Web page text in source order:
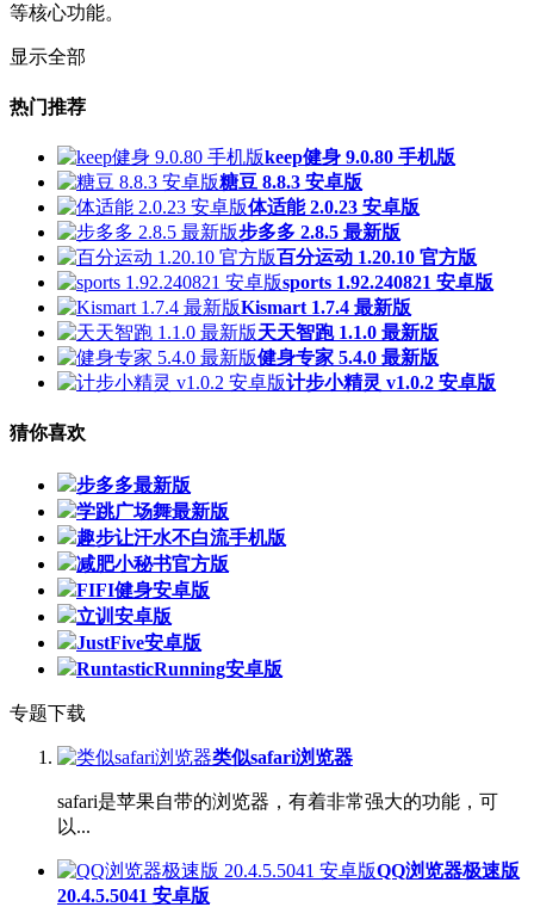
等核心功能。
显示全部
热门推荐
keep健身 9.0.80 手机版
糖豆 8.8.3 安卓版
体适能 2.0.23 安卓版
步多多 2.8.5 最新版
百分运动 1.20.10 官方版
sports 1.92.240821 安卓版
Kismart 1.7.4 最新版
天天智跑 1.1.0 最新版
健身专家 5.4.0 最新版
计步小精灵 v1.0.2 安卓版
猜你喜欢
步多多最新版
学跳广场舞最新版
趣步让汗水不白流手机版
减肥小秘书官方版
FIFI健身安卓版
立训安卓版
JustFive安卓版
RuntasticRunning安卓版
专题下载
类似safari浏览器
safari是苹果自带的浏览器，有着非常强大的功能，可
以...
QQ浏览器极速版
20.4.5.5041 安卓版